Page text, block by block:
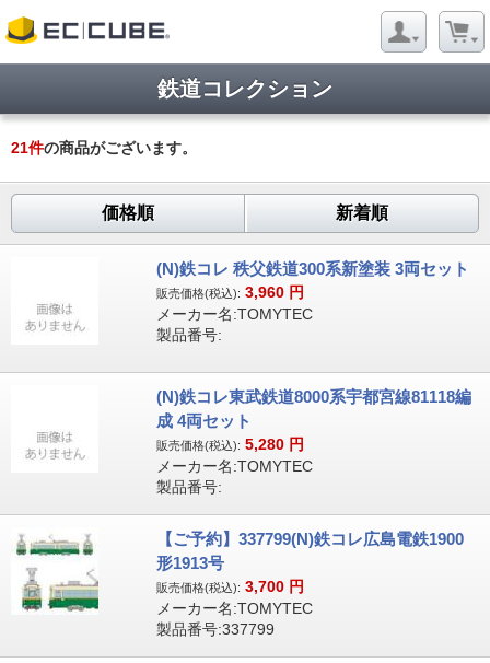
鉄道コレクション
21件の商品がございます。
価格順 新着順
(N)鉄コレ 秩父鉄道300系新塗装 3両セット
販売価格(税込): 3,960 円
メーカー名:TOMYTEC
製品番号:
(N)鉄コレ東武鉄道8000系宇都宮線81118編
成 4両セット
販売価格(税込): 5,280 円
メーカー名:TOMYTEC
製品番号:
【ご予約】337799(N)鉄コレ広島電鉄1900
形1913号
販売価格(税込): 3,700 円
メーカー名:TOMYTEC
製品番号:337799